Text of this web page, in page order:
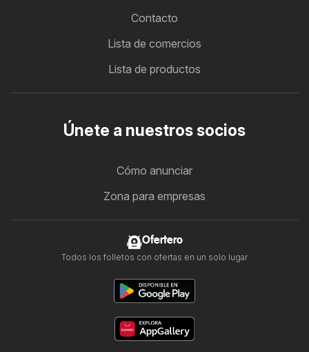
Contacto
Lista de comercios
Lista de productos
Únete a nuestros socios
Cómo anunciar
Zona para empresas
Ofertero
Todos los folletos con ofertas en un solo lugar